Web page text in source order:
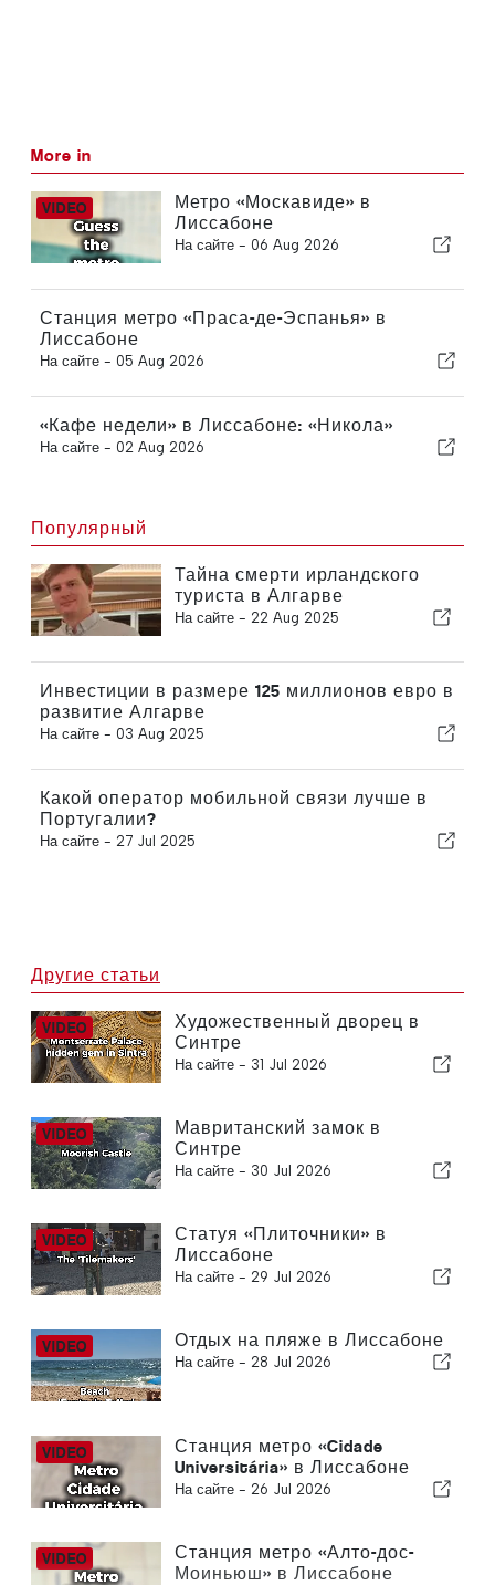
More in
Метро «Москавиде» в
Лиссабоне
На сайте - 06 Aug 2026
Станция метро «Праса-де-Эспанья» в
Лиссабоне
На сайте - 05 Aug 2026
«Кафе недели» в Лиссабоне: «Никола»
На сайте - 02 Aug 2026
Популярный
Тайна смерти ирландского
туриста в Алгарве
На сайте - 22 Aug 2025
Инвестиции в размере 125 миллионов евро в
развитие Алгарве
На сайте - 03 Aug 2025
Какой оператор мобильной связи лучше в
Португалии?
На сайте - 27 Jul 2025
Другие статьи
Художественный дворец в
Синтре
На сайте - 31 Jul 2026
Мавританский замок в
Синтре
На сайте - 30 Jul 2026
Статуя «Плиточники» в
Лиссабоне
На сайте - 29 Jul 2026
Отдых на пляже в Лиссабоне
На сайте - 28 Jul 2026
Станция метро «Cidade
Universitária» в Лиссабоне
На сайте - 26 Jul 2026
Станция метро «Алто-дос-
Моиньюш» в Лиссабоне